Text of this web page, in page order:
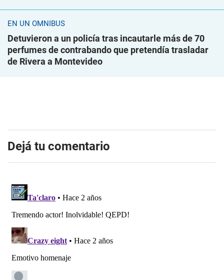
EN UN ÓMNIBUS
Detuvieron a un policía tras incautarle más de 70
perfumes de contrabando que pretendía trasladar
de Rivera a Montevideo
Dejá tu comentario